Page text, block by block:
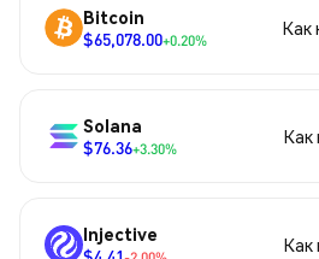
Bitcoin
$65,078.00+0.20%
Как
Solana
$76.36+3.30%
Как
Injective
Как